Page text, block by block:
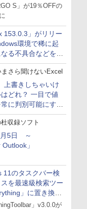
S」が19％OFFの
153.0.3」がリリー
環境で稀に起
る不具合などを解
まさら聞けないExcel
上書きしちゃいけ
どれ？ 一目で値
に判別可能にする
収録ソフト
5日 ～
」
11のタスクバー検
を最速級検索ツー
」に置き換え
」v3.0.0が